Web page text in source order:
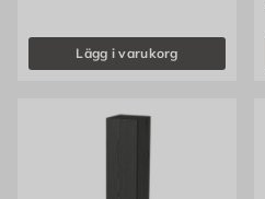
Lägg i varukorg